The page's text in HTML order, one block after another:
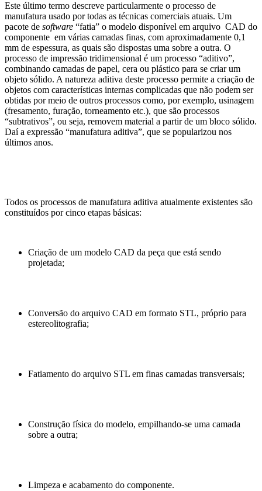
Este último termo descreve particularmente o processo de
manufatura usado por todas as técnicas comerciais atuais. Um
pacote de software “fatia” o modelo disponível em arquivo CAD do
componente em várias camadas finas, com aproximadamente 0,1
mm de espessura, as quais são dispostas uma sobre a outra. O
processo de impressão tridimensional é um processo “aditivo”,
combinando camadas de papel, cera ou plástico para se criar um
objeto sólido. A natureza aditiva deste processo permite a criação de
objetos com características internas complicadas que não podem ser
obtidas por meio de outros processos como, por exemplo, usinagem
(fresamento, furação, torneamento etc.), que são processos
“subtrativos”, ou seja, removem material a partir de um bloco sólido.
Daí a expressão “manufatura aditiva”, que se popularizou nos
últimos anos.
Todos os processos de manufatura aditiva atualmente existentes são
constituídos por cinco etapas básicas:
Criação de um modelo CAD da peça que está sendo
projetada;
Conversão do arquivo CAD em formato STL, próprio para
estereolitografia;
Fatiamento do arquivo STL em finas camadas transversais;
Construção física do modelo, empilhando-se uma camada
sobre a outra;
Limpeza e acabamento do componente.